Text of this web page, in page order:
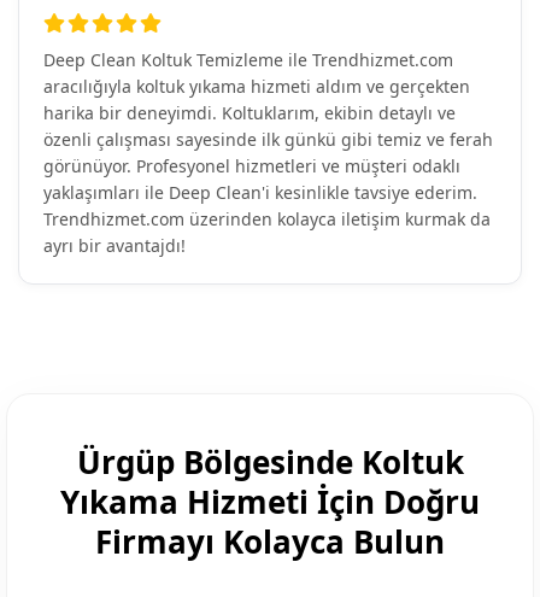
Deep Clean Koltuk Temizleme ile Trendhizmet.com
aracılığıyla koltuk yıkama hizmeti aldım ve gerçekten
harika bir deneyimdi. Koltuklarım, ekibin detaylı ve
özenli çalışması sayesinde ilk günkü gibi temiz ve ferah
görünüyor. Profesyonel hizmetleri ve müşteri odaklı
yaklaşımları ile Deep Clean'i kesinlikle tavsiye ederim.
Trendhizmet.com üzerinden kolayca iletişim kurmak da
ayrı bir avantajdı!
Ürgüp Bölgesinde Koltuk
Yıkama Hizmeti İçin Doğru
Firmayı Kolayca Bulun